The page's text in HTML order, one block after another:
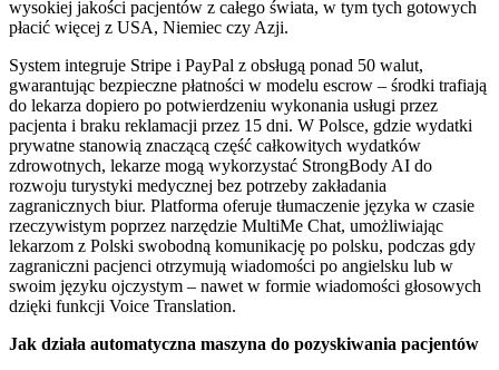
wysokiej jakości pacjentów z całego świata, w tym tych gotowych
płacić więcej z USA, Niemiec czy Azji.
System integruje Stripe i PayPal z obsługą ponad 50 walut,
gwarantując bezpieczne płatności w modelu escrow – środki trafiają
do lekarza dopiero po potwierdzeniu wykonania usługi przez
pacjenta i braku reklamacji przez 15 dni. W Polsce, gdzie wydatki
prywatne stanowią znaczącą część całkowitych wydatków
zdrowotnych, lekarze mogą wykorzystać StrongBody AI do
rozwoju turystyki medycznej bez potrzeby zakładania
zagranicznych biur. Platforma oferuje tłumaczenie języka w czasie
rzeczywistym poprzez narzędzie MultiMe Chat, umożliwiając
lekarzom z Polski swobodną komunikację po polsku, podczas gdy
zagraniczni pacjenci otrzymują wiadomości po angielsku lub w
swoim języku ojczystym – nawet w formie wiadomości głosowych
dzięki funkcji Voice Translation.
Jak działa automatyczna maszyna do pozyskiwania pacjentów